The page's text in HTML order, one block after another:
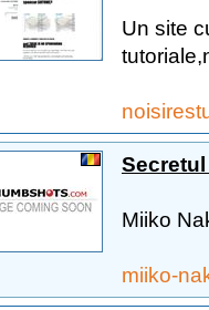
Un site
Miiko
miiko-